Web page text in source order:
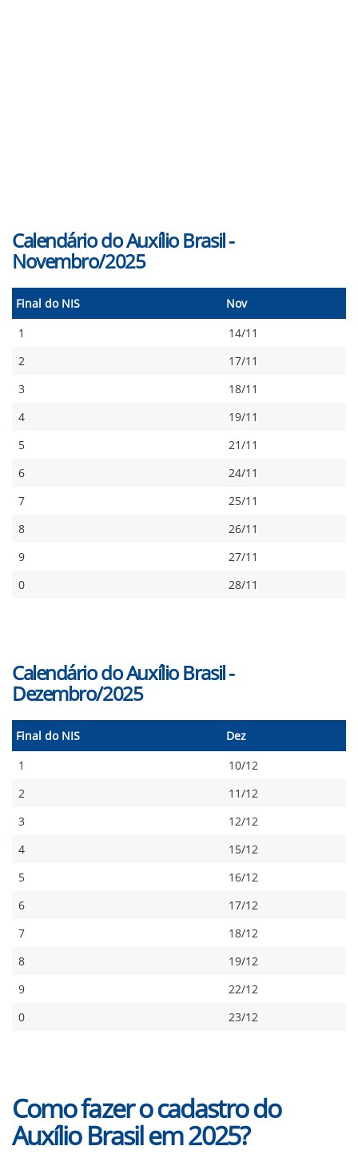
Calendário do Auxílio Brasil -
Novembro/2025
Final do NIS
Nov
1
14/11
2
17/11
3
18/11
4
19/11
5
21/11
6
24/11
7
25/11
8
26/11
9
27/11
0
28/11
Calendário do Auxílio Brasil -
Dezembro/2025
Final do NIS
Dez
1
10/12
2
11/12
3
12/12
4
15/12
5
16/12
6
17/12
7
18/12
8
19/12
9
22/12
0
23/12
Como fazer o cadastro do
Auxílio Brasil em 2025?